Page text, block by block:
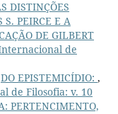
DISTINÇÕES
S. PEIRCE E A
DE GILBERT
de
DO EPISTEMICÍDIO: ,
de Filosofia: v. 10
PERTENCIMENTO,